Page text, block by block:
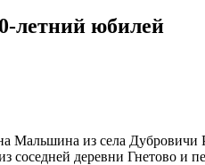
летний юбилей
из села Дубровичи
деревни Гнетово и